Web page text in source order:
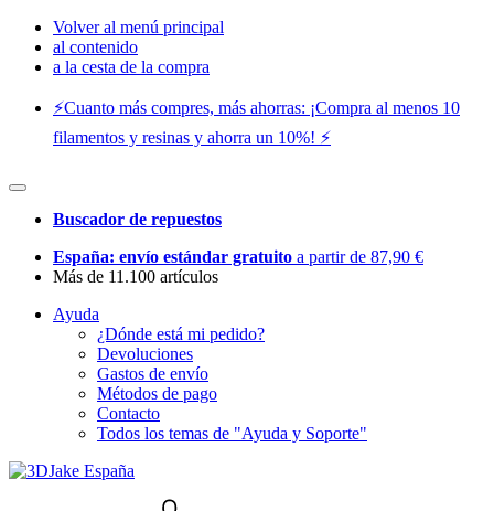
Volver al menú principal
al contenido
a la cesta de la compra
⚡️Cuanto más compres, más ahorras: ¡Compra al menos 10
filamentos y resinas y ahorra un 10%! ⚡️
Buscador de repuestos
España: envío estándar gratuito a partir de 87,90 €
Más de 11.100 artículos
Ayuda
¿Dónde está mi pedido?
Devoluciones
Gastos de envío
Métodos de pago
Contacto
Todos los temas de "Ayuda y Soporte"